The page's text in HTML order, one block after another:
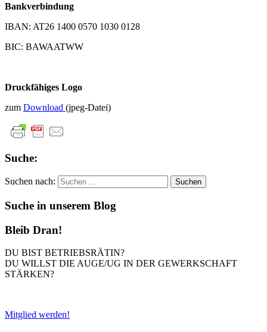
Bankverbindung
IBAN: AT26 1400 0570 1030 0128
BIC: BAWAATWW
Druckfähiges Logo
zum Download (jpeg-Datei)
Suche:
Suchen nach:
Suche in unserem Blog
Bleib Dran!
DU BIST BETRIEBSRÄTIN?
DU WILLST DIE AUGE/UG IN DER GEWERKSCHAFT
STÄRKEN?
Mitglied werden!